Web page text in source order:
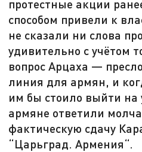
протестные акции
способом привели к
не сказали ни слова
удивительно с учётом
вопрос Арцаха —
линия для армян, и
им бы стоило выйти
армяне ответили
фактическую сдачу
“Царьград. Армения“.